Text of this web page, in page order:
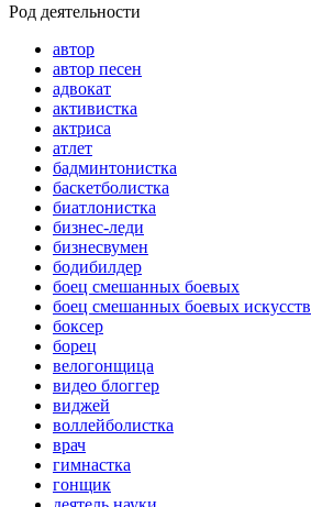
Род деятельности
автор
автор песен
адвокат
активистка
актриса
атлет
бадминтонистка
баскетболистка
биатлонистка
бизнес-леди
бизнесвумен
бодибилдер
боец смешанных боевых
боец смешанных боевых искусств
боксер
борец
велогонщица
видео блоггер
виджей
воллейболистка
врач
гимнастка
гонщик